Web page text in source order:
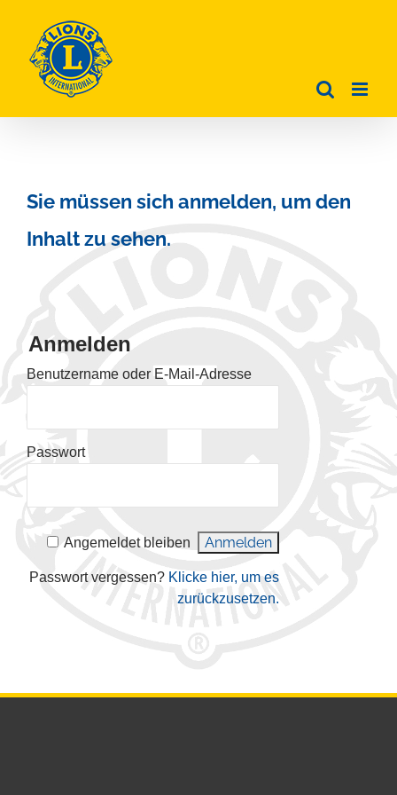
Inhalt
springen
Sie müssen sich anmelden, um den
Inhalt zu sehen.
Anmelden
Benutzername oder E-Mail-Adresse
Passwort
Angemeldet bleiben
Passwort vergessen? Klicke hier, um es
zurückzusetzen.